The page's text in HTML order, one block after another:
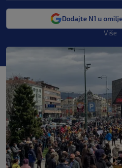
Dodajte N1 u
Više